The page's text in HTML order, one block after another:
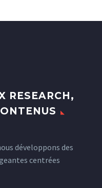
RESEARCH,
développons des
centrées